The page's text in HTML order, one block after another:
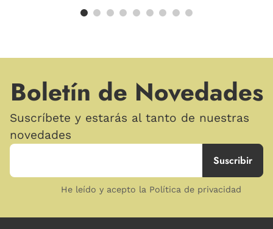
Boletín de Novedades
Suscríbete y estarás al tanto de nuestras
novedades
He leído y acepto la Política de privacidad